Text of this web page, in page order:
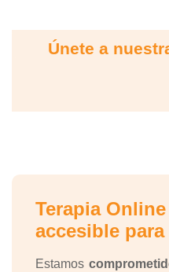
Únete a
Terapia
accesible
Estamos